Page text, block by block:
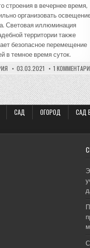
строения в вечернее время,
организовать
Световая иллюминация
территории также
безопасное перемещение
в темное время суток.
03.03.2021 1
САД ОГОРОД САД